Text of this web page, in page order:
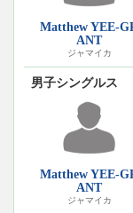
Matthew YEE-
ANT
ジャマイカ
男子シングルス
Matthew YEE-
ANT
ジャマイカ